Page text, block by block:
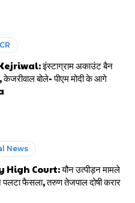
इंस्टाग्राम अकाउंट बैन
केजरीवाल बोले- पीएम मोदी के आगे
News
Court: यौन उत्पीड़न मामले
पलटा फैसला, तरुण तेजपाल दोषी करार